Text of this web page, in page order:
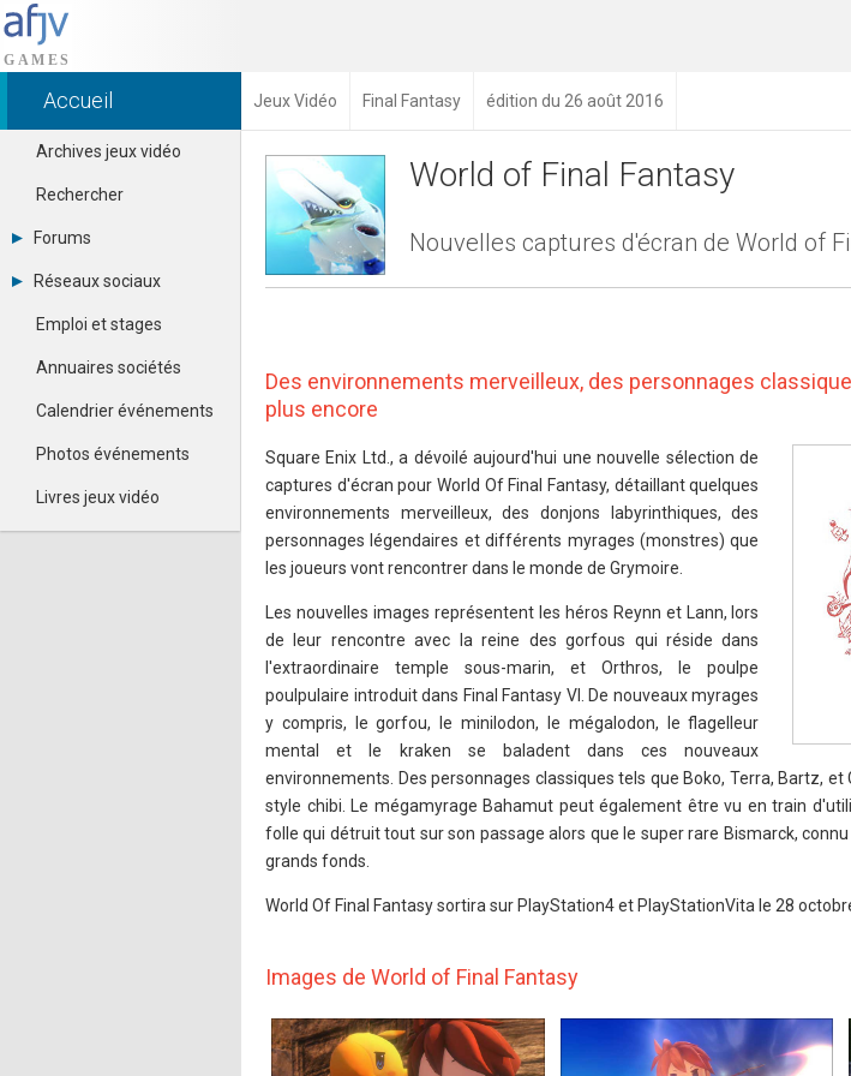
Accueil Jeux Vidéo Final Fantasy édition du 26 août 2016
Archives jeux vidéo
Rechercher
Forums
Tous les forums
Se connecter
Contacter un modérateur
Réseaux sociaux
Dailymotion
Facebook
Google+
Pinterest
Youtube
Emploi et stages
Annuaires sociétés
Calendrier événements
Photos événements
Livres jeux vidéo
World of Final Fantasy
Nouvelles captures d'écran de World of
Des environnements merveilleux, des personnages
plus encore
Square Enix Ltd., a dévoilé aujourd'hui une nouvelle sélection de
captures d'écran pour World Of Final Fantasy, détaillant quelques
environnements merveilleux, des donjons labyrinthiques, des
personnages légendaires et différents myrages (monstres) que
les joueurs vont rencontrer dans le monde de Grymoire.
Les nouvelles images représentent les héros Reynn et Lann, lors
de leur rencontre avec la reine des gorfous qui réside dans
l'extraordinaire temple sous-marin, et Orthros, le poulpe
poulpulaire introduit dans Final Fantasy VI. De nouveaux myrages
y compris, le gorfou, le minilodon, le mégalodon, le flagelleur
mental et le kraken se baladent dans ces nouveaux
environnements. Des personnages classiques tels que Boko, Terra, Bartz,
style chibi. Le mégamyrage Bahamut peut également être vu en train
folle qui détruit tout sur son passage alors que le super rare Bismarck,
grands fonds.
World Of Final Fantasy sortira sur PlayStation4 et PlayStationVita le 28
Images de World of Final Fantasy